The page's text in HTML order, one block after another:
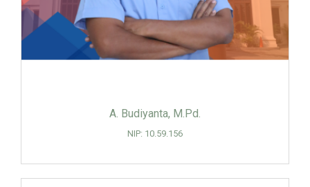
A. Budiyanta, M.Pd.
NIP: 10.59.156